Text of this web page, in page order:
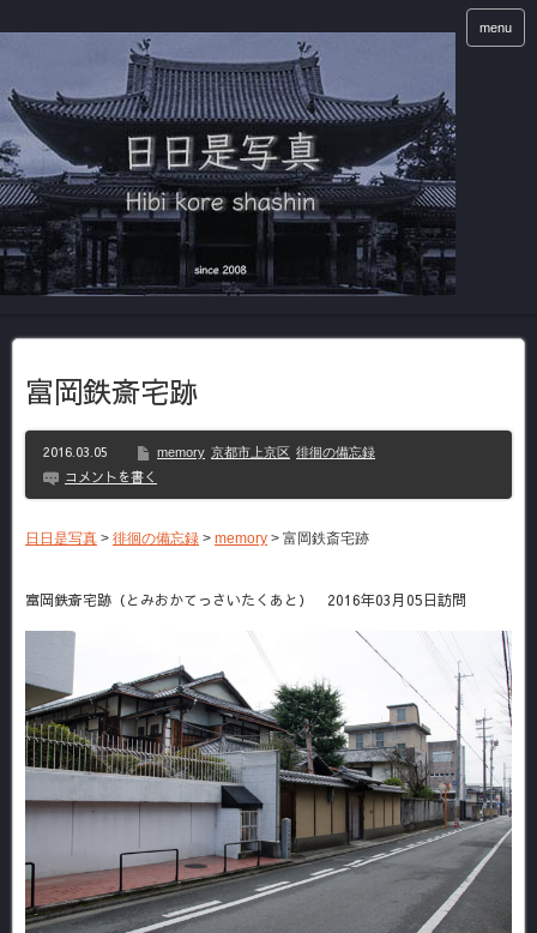
menu
富岡鉄斎宅跡
2016.03.05 memory 京都市上京区 徘徊の備忘録
コメントを書く
日日是写真 > 徘徊の備忘録 > memory > 富岡鉄斎宅跡
富岡鉄斎宅跡（とみおかてっさいたくあと） 2016年03月05日訪問